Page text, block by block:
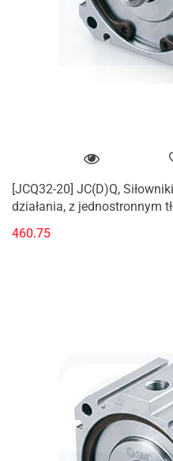
[JCQ32-20] JC(D)Q,
działania, z jednostronnym
460.75